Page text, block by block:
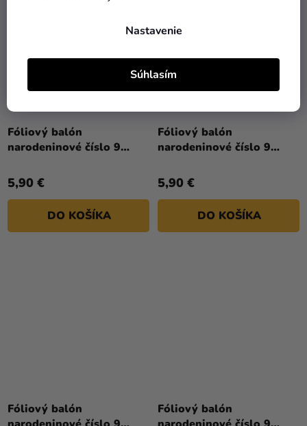
Nastavenie
Súhlasím
Fóliový balón
narodeninové číslo 9
5,90 €
DO KOŠÍKA
Fóliový balón
narodeninové číslo 9
5,90 €
DO KOŠÍKA
Fóliový balón
Fóliový balón